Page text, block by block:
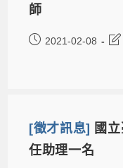
師
2021-02-08
[徵才訊息] 國
任助理一名